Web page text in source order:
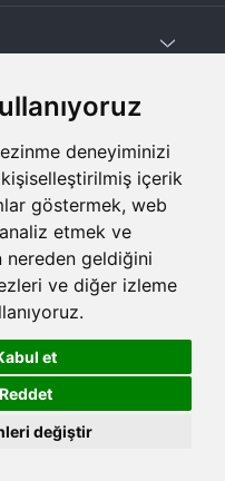
deneyiminizi
içerik
göstermek, web
etmek ve
geldiğini
ve diğer izleme
et
Reddet
değiştir
Saklıdır.